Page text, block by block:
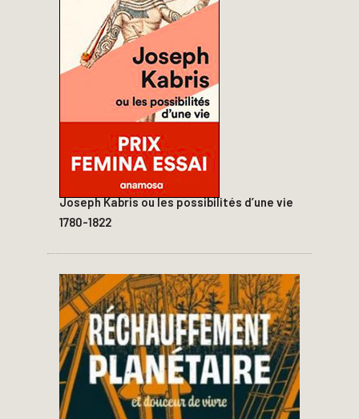
Joseph Kabris ou les possibilités d’une vie
1780-1822